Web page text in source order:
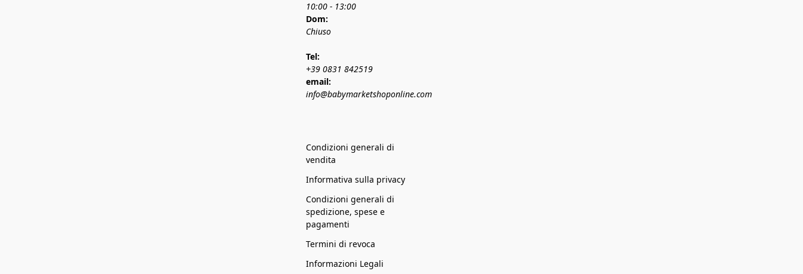
10:00 - 13:00
Dom:
Chiuso
Tel:
+39 0831 842519
email:
info@babymarketshoponline.com
Condizioni generali di
vendita
Informativa sulla privacy
Condizioni generali di
spedizione, spese e
pagamenti
Termini di revoca
Informazioni Legali